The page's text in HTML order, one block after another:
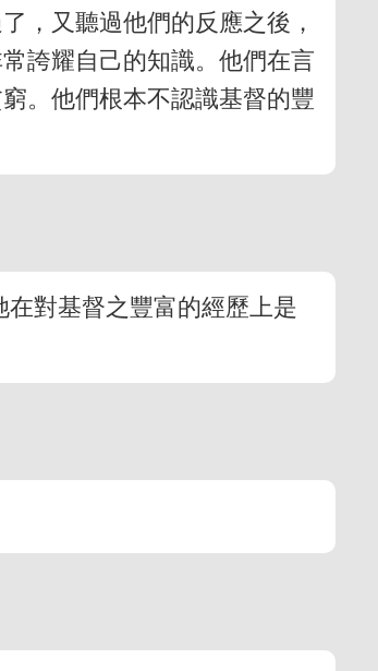
，又聽過他們的反應之後，
誇耀自己的知識。他們在言
。他們根本不認識基督的豐
對基督之豐富的經歷上是